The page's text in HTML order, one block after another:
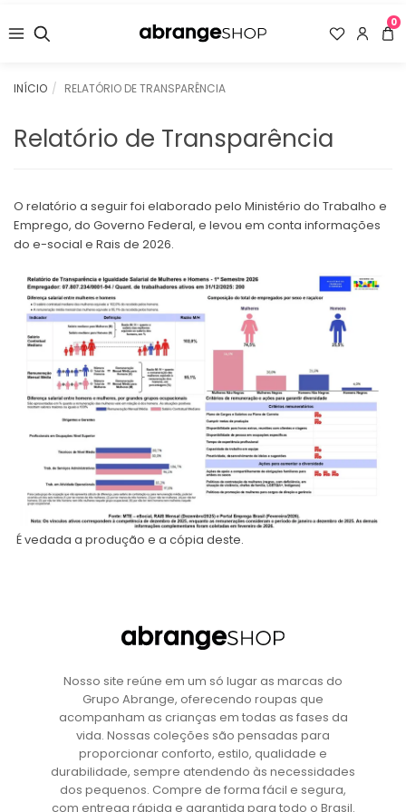
0
INÍCIO RELATÓRIO DE TRANSPARÊNCIA
Relatório de Transparência
O relatório a seguir foi elaborado pelo Ministério do Trabalho e
Emprego, do Governo Federal, e levou em conta informações
do e-social e Rais de 2026.
É vedada a produção e a cópia deste.
Nosso site reúne em um só lugar as marcas do
Grupo Abrange, oferecendo roupas que
acompanham as crianças em todas as fases da
vida. Nossas coleções são pensadas para
proporcionar conforto, estilo, qualidade e
durabilidade, sempre atendendo às necessidades
dos pequenos. Compre de forma fácil e segura,
com entrega rápida e garantida para todo o Brasil.